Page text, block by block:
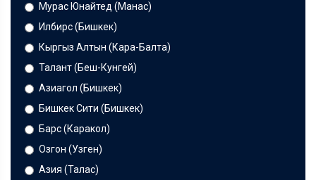
Мурас Юнайтед (Манас)
Илбирс (Бишкек)
Кыргыз Алтын (Кара-Балта)
Талант (Беш-Кунгей)
Азиагол (Бишкек)
Бишкек Сити (Бишкек)
Барс (Каракол)
Озгон (Узген)
Азия (Талас)